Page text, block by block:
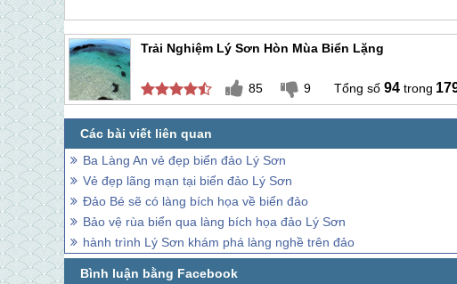
Trải Nghiệm Lý Sơn Hòn Mùa Biển Lặng
85 9 94
Ba Làng An vẻ đẹp biển đảo Lý Sơn
Vẻ đẹp lãng mạn tại biển đảo Lý Sơn
Đảo Bé sẽ có làng bích họa về biển đảo
Bảo vệ rùa biển qua làng bích họa đảo Lý Sơn
hành trình Lý Sơn khám phá làng nghề trên đảo